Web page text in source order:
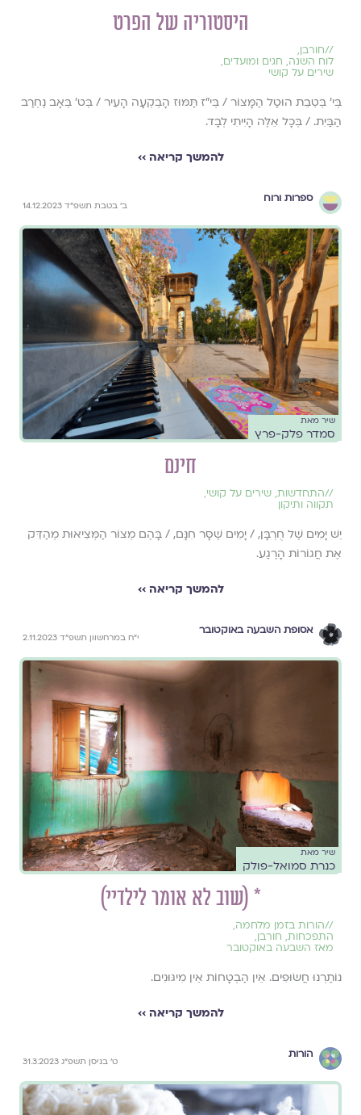
היסטוריה של הפרט
//חורבן,
לוח השנה, חגים ומועדים,
שירים על קושי
בְּי' בְּטֵבֵת הוּטַל הַמָּצוֹר / בְּי"ז תַּמּוּז הָבְקְעָה הָעִיר / בְּט' בְּאָב נֶחְרַב
הַבַּיִת. / בְּכָל אֵלֶּה הָיִיתִי לְבָד.
להמשך קריאה ››
ספרות ורוח
ב׳ בטבת תשפ״ד 14.12.2023
שיר מאת
סמדר פלק-פרץ
חינם
//התחדשות, שירים על קושי,
תקווה ותיקון
יֵשׁ יָמִים שֶׁל חֻרְבָּן, / יָמִים שֶׁסָּר חִנָּם, / בָּהֶם מְצוֹר הַמְּצִיאוּת מְהַדֵּק
אֶת חֲגוֹרוֹת הָרֶגַע.
להמשך קריאה ››
אסופת השבעה באוקטובר
י״ח במרחשוון תשפ״ד 2.11.2023
שיר מאת
כנרת סמואל-פולק
* (שוב לא אומר לילדיי)
//הורות בזמן מלחמה,
התפכחות, חורבן,
מאז השבעה באוקטובר
נוֹתַרְנוּ חֲשׂוּפִים. אֵין הַבְטָחוֹת אֵין מִיגּוּנִים.
להמשך קריאה ››
הורות
ט׳ בניסן תשפ״ג 31.3.2023